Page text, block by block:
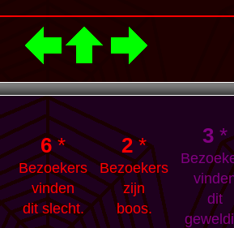
6*
Bezoekers
vinden
dit slecht.
2*
Bezoekers
zijn
boos.
3 *
dit